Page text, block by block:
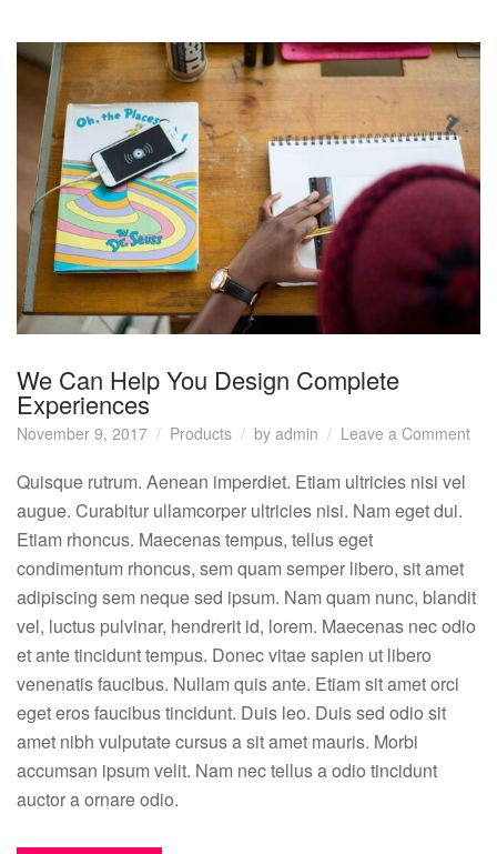
We Can Help You Design Complete
Experiences
November 9, 2017 Products by admin Leave a Commenton
Quisque rutrum. Aenean imperdiet. Etiam ultricies nisi vel
augue. Curabitur ullamcorper ultricies nisi. Nam eget dui.
Etiam rhoncus. Maecenas tempus, tellus eget
condimentum rhoncus, sem quam semper libero, sit amet
adipiscing sem neque sed ipsum. Nam quam nunc, blandit
vel, luctus pulvinar, hendrerit id, lorem. Maecenas nec odio
et ante tincidunt tempus. Donec vitae sapien ut libero
venenatis faucibus. Nullam quis ante. Etiam sit amet orci
eget eros faucibus tincidunt. Duis leo. Duis sed odio sit
amet nibh vulputate cursus a sit amet mauris. Morbi
accumsan ipsum velit. Nam nec tellus a odio tincidunt
auctor a ornare odio.